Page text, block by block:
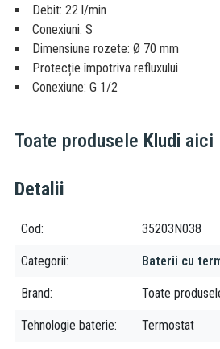
Debit: 22 l/min
Conexiuni: S
Dimensiune rozete: Ø 70 mm
Protecție împotriva refluxului
Conexiune: G 1/2
Toate produsele Kludi aici
Detalii
Cod 35203N038
Categorii Baterii cu
Brand Toate
Tehnologie baterie Termostat